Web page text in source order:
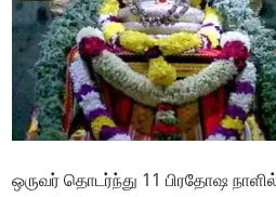
ஒருவர் தொடர்ந்து 11 பிரதோஷ